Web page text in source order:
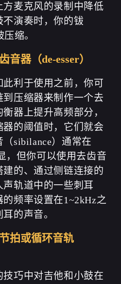
支付宝
麦克风的录制中降低
演奏时，你的钹
缩。
音器（de-esser）
利于使用之前，你可
压缩器来制作一个去
器上提升高频部分，
的阈值时，它们就会
sibilance）通常在
，但你可以使用去齿音
的、通过侧链连接的
轨道中的一些刺耳
频率设置在1~2kHz之
的声音。
拍或循环音轨
巧中对吉他和小鼓在